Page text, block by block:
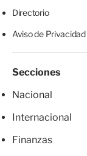
Directorio
Aviso de Privacidad
Secciones
Nacional
Internacional
Finanzas